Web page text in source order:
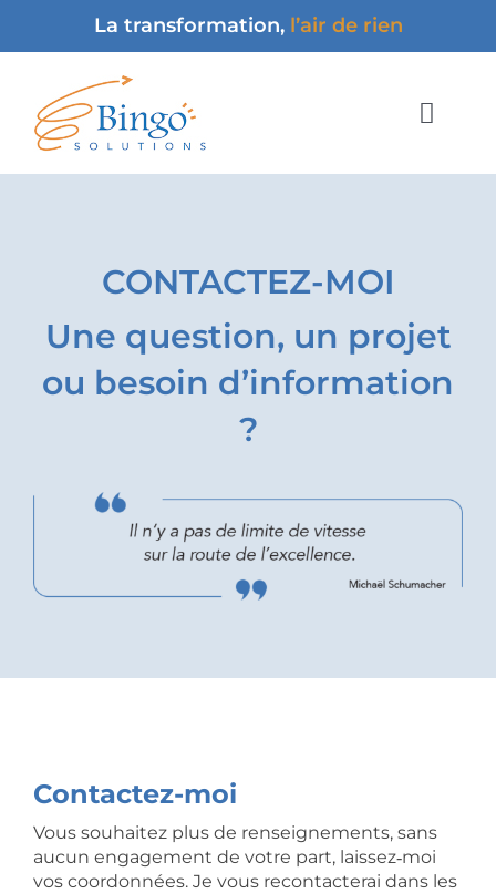
contenu
La transformation, l’air de rien
Contact
CONTACTEZ-MOI
Une question, un projet
ou besoin d’information
?
Contactez-moi
Vous souhaitez plus de renseignements, sans
aucun engagement de votre part, laissez‑moi
vos coordonnées. Je vous recontacterai dans les